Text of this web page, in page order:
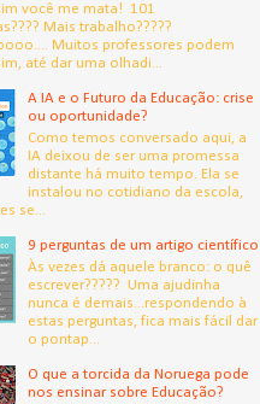
você me mata! 101
Mais trabalho?????
Muitos professores podem
até dar uma olhadi...
A IA e o Futuro da Educação: crise
ou oportunidade?
Como temos conversado aqui, a
IA deixou de ser uma promessa
distante há muito tempo. Ela se
instalou no cotidiano da escola,
se...
9 perguntas de um artigo científico
Às vezes dá aquele branco: o quê
escrever????? Uma ajudinha
nunca é demais...respondendo à
estas perguntas, fica mais fácil dar
o pontap...
O que a torcida da Noruega pode
nos ensinar sobre Educação?